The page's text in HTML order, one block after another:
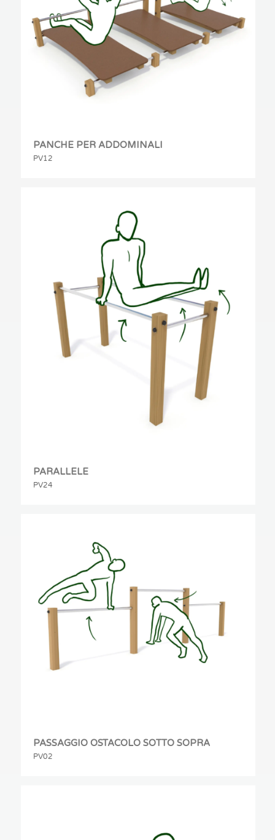
PANCHE PER ADDOMINALI
PV12
PARALLELE
PV24
PASSAGGIO OSTACOLO SOTTO SOPRA
PV02